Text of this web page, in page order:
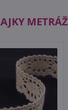
METRÁŽ